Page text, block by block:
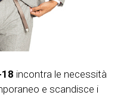
incontra le necessità
e scandisce i